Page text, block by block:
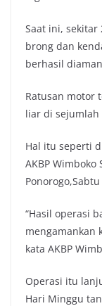
Saat ini, sekitar
brong dan
berhasil
Ratusan motor
liar di sejumlah
Hal itu seperti
AKBP Wimboko
Ponorogo,Sabtu
“Hasil operasi
mengamankan
kata AKBP
Operasi itu
Hari Minggu